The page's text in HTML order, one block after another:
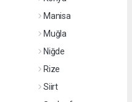
Manisa
Muğla
Niğde
Rize
Siirt